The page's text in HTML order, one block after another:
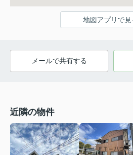
地図アプリで見
メールで共有する
近隣の物件